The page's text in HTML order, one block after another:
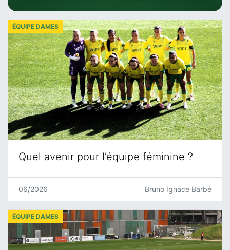
Quel avenir pour l’équipe féminine ?
ÉQUIPE DAMES
06/2026 Bruno Ignace Barbé
ÉQUIPE DAMES